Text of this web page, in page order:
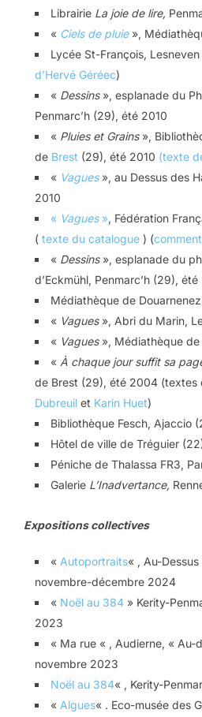
Librairie La joie de lire,
« Ciels de pluie»,
Lycée St-François,
d’Hervé Géréec)
« Dessins», esplanade du
Penmarc’h (29), été 2010
« Pluies et Grains»,
de Brest (29), été 2010 (texte
« Vagues», au Dessus des
2010
« Vagues», Fédération
( texte du catalogue ) (
« Dessins», esplanade du
d’Eckmühl, Penmarc’h (29),
Médiathèque de
« Vagues», Abri du Marin,
« Vagues», Médiathèque de
« À chaque jour suffit sa
de Brest (29), été 2004 (textes
Dubreuil et Karin Huet)
Bibliothèque Fesch, Ajaccio
Hôtel de ville de Tréguier
Péniche de Thalassa FR3,
Galerie L’Inadvertance,
Expositions collectives
« Autoportraits« , Au-
novembre-décembre 2024
« Noël au 384 » Kerity-
2023
« Ma rue « , Audierne, « Au-
novembre 2023
Noël au 384« , Kerity-
« Algues« . Eco-musée des